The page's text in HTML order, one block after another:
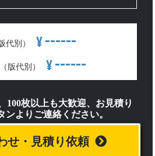
代別） ¥ ------
版代別） ¥------
100枚以上も大歓迎、お見積り
ンよりご連絡ください。
せ・見積り依頼